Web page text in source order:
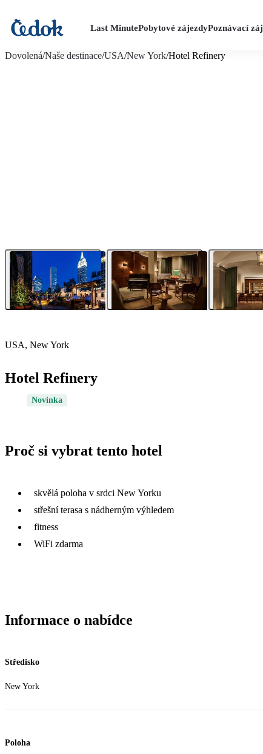
Last MinutePobytové zájezdyPoznávací
Dovolená/Naše destinace/USA/New York/Hotel Refinery
USA, New York
Hotel Refinery
Novinka
Proč si vybrat tento hotel
skvělá poloha v srdci New Yorku
střešní terasa s nádherným výhledem
fitness
WiFi zdarma
Informace o nabídce
Středisko
New York
Poloha